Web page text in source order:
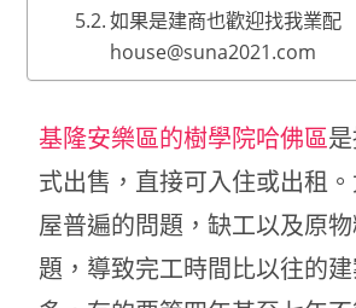
如果是建商也歡迎找我業配
house@suna2021.com
基隆安樂區的樹學院哈佛區
式出售，直接可入住或出租
屋普遍的問題，缺工以及原
題，導致完工時間比以往的